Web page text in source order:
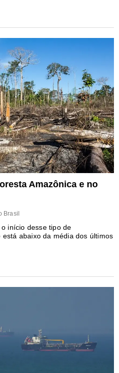
Amazônica e no
Brasil
início desse tipo de
abaixo da média dos últimos